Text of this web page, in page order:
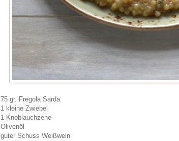
75 gr. Fregola Sarda
1 kleine Zwiebel
1 Knoblauchzehe
Olivenöl
guter Schuss Weißwein